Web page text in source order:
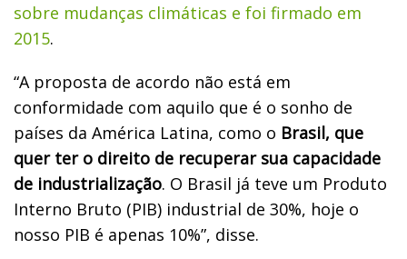
sobre mudanças climáticas e foi firmado em
2015.
“A proposta de acordo não está em
conformidade com aquilo que é o sonho de
países da América Latina, como o Brasil, que
quer ter o direito de recuperar sua capacidade
de industrialização. O Brasil já teve um Produto
Interno Bruto (PIB) industrial de 30%, hoje o
nosso PIB é apenas 10%”, disse.